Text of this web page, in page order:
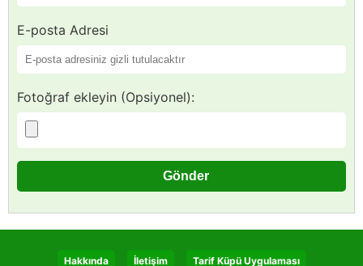
E-posta Adresi
Fotoğraf ekleyin (Opsiyonel):
Hakkında İletişim Tarif Küpü Uygulaması